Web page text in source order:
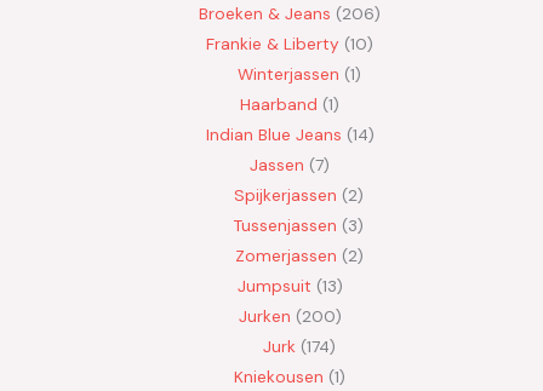
Broeken & Jeans
206
Frankie & Liberty 10
Winterjassen 1
Haarband 1
Indian Blue Jeans 14
Jassen 7
Spijkerjassen
2
Tussenjassen
3
Zomerjassen 2
Jumpsuit 13
Jurken 200
Jurk 174
Kniekousen 1